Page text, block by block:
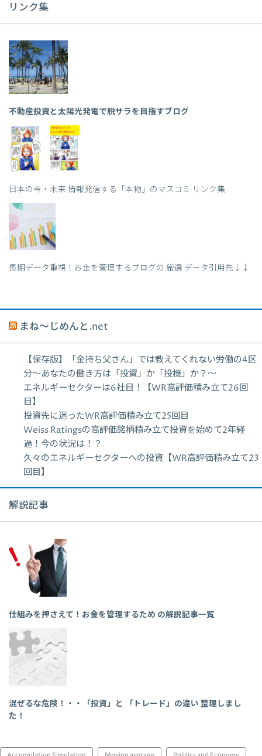
リンク集
不動産投資と太陽光発電で脱サラを目指すブログ
日本の今・未来 情報発信する「本物」のマスコミ リンク集
長期データ重視！お金を管理するブログの 厳選 データ引用先↓↓
まね～じめんと.net
【保存版】「金持ち父さん」では教えてくれない労働の4区
分〜あなたの働き方は「投資」か「投機」か？〜
エネルギーセクターは6社目！【WR高評価積み立て26回
目】
投資先に迷ったWR高評価積み立て25回目
Weiss Ratingsの高評価銘柄積み立て投資を始めて2年経
過！今の状況は！？
久々のエネルギーセクターへの投資【WR高評価積み立て23
回目】
解説記事
仕組みを押さえて！お金を管理するため の解説記事一覧
混ぜるな危険！・・「投資」と 「トレード」の違い 整理しまし
た！